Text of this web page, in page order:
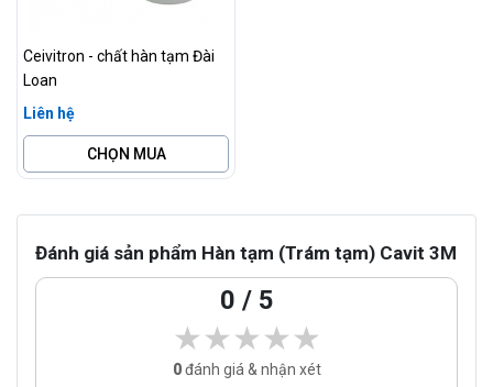
Ceivitron - chất hàn tạm Đài
Loan
Liên hệ
CHỌN MUA
Đánh giá sản phẩm Hàn tạm (Trám tạm) Cavit 3M
0 / 5
★★★★★
★★★★★
0đánh giá & nhận xét